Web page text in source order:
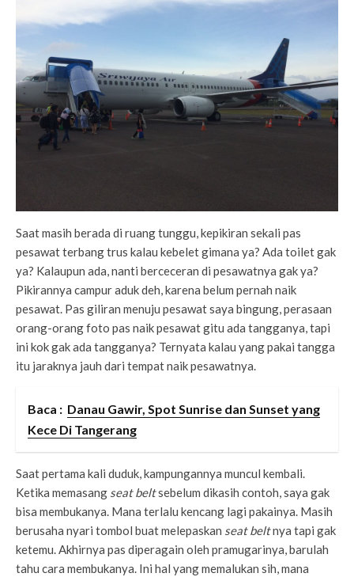
Saat masih berada di ruang tunggu, kepikiran sekali pas
pesawat terbang trus kalau kebelet gimana ya? Ada toilet gak
ya? Kalaupun ada, nanti berceceran di pesawatnya gak ya?
Pikirannya campur aduk deh, karena belum pernah naik
pesawat. Pas giliran menuju pesawat saya bingung, perasaan
orang-orang foto pas naik pesawat gitu ada tangganya, tapi
ini kok gak ada tangganya? Ternyata kalau yang pakai tangga
itu jaraknya jauh dari tempat naik pesawatnya.
Baca : Danau Gawir, Spot Sunrise dan Sunset yang
Kece Di Tangerang
Saat pertama kali duduk, kampungannya muncul kembali.
Ketika memasang seat beltsebelum dikasih contoh, saya gak
bisa membukanya. Mana terlalu kencang lagi pakainya. Masih
berusaha nyari tombol buat melepaskan seat beltnya tapi gak
ketemu. Akhirnya pas diperagain oleh pramugarinya, barulah
tahu cara membukanya. Ini hal yang memalukan sih, mana